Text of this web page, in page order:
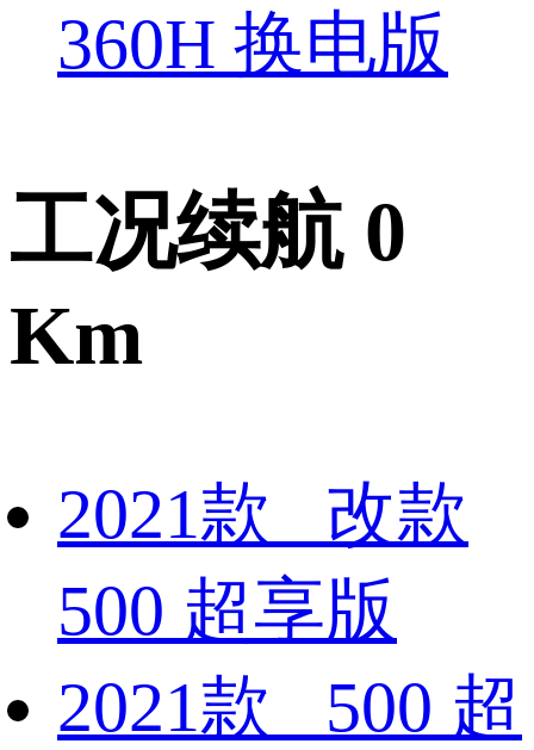
360H 换电版
工况续航 0
Km
2021款 改款
500 超享版
2021款 500 超